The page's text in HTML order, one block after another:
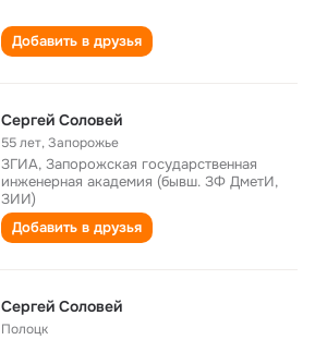
Добавить в друзья
Сергей Соловей
55 лет,Запорожье
ЗГИА, Запорожская государственная
инженерная академия (бывш. ЗФ ДметИ,
ЗИИ)
Добавить в друзья
Сергей Соловей
Полоцк